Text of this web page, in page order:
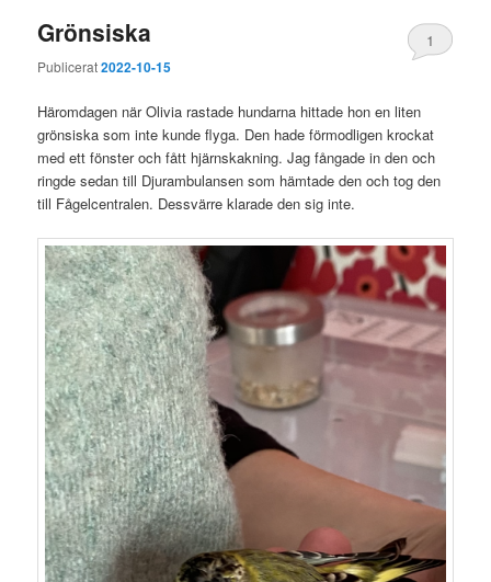
Grönsiska
Publicerat2022-10-15
1
Häromdagen när Olivia rastade hundarna hittade hon en liten
grönsiska som inte kunde flyga. Den hade förmodligen krockat
med ett fönster och fått hjärnskakning. Jag fångade in den och
ringde sedan till Djurambulansen som hämtade den och tog den
till Fågelcentralen. Dessvärre klarade den sig inte.